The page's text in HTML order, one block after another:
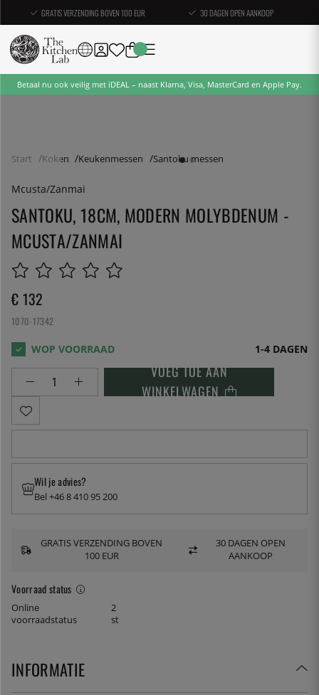
GRATIS VERZENDING BOVEN 100 EUR 30 DAGEN OPEN AANKOOP
Betaal nu ook veilig met iDEAL – naast Klarna, Visa, MasterCard en Apple Pay.
Start Koken Keukenmessen Santoku messen
Mcusta/Zanmai
SANTOKU, 18CM, MODERN MOLYBDENUM -
MCUSTA/ZANMAI
€ 132
1070-17342
1-4 DAGEN
VOEG TOE AAN
WINKELWAGEN
Voorraad status
Online
voorraadstatus
2
st
Wil je advies?
Bel +46 8 410 95 200
GRATIS VERZENDING BOVEN
100 EUR
30 DAGEN OPEN
AANKOOP
INFORMATIE